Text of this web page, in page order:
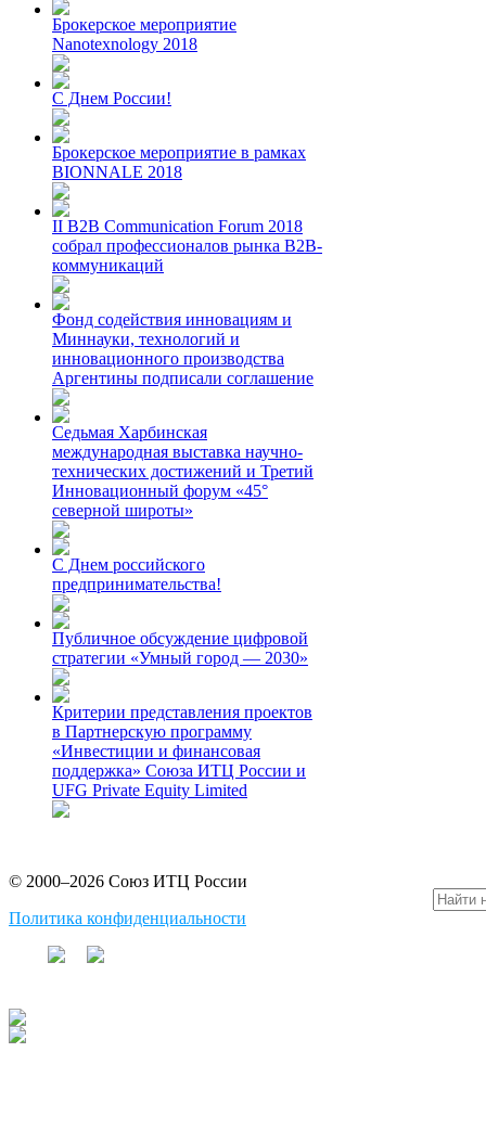
Брокерское мероприятие
Nanotexnology 2018
С Днем России!
Брокерское мероприятие в рамках
BIONNALE 2018
II B2B Communication Forum 2018
собрал профессионалов рынка B2B-
коммуникаций
Фонд содействия инновациям и
Миннауки, технологий и
инновационного производства
Аргентины подписали соглашение
Седьмая Харбинская
международная выставка научно-
технических достижений и Третий
Инновационный форум «45°
северной широты»
С Днем российского
предпринимательства!
Публичное обсуждение цифровой
стратегии «Умный город — 2030»
Критерии представления проектов
в Партнерскую программу
«Инвестиции и финансовая
поддержка» Союза ИТЦ России и
UFG Private Equity Limited
© 2000–2026 Союз ИТЦ России
Политика конфиденциальности